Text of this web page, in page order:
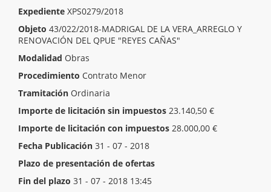
Expediente XPS0279/2018
Objeto 43/022/2018-MADRIGAL DE LA VERA_ARREGLO Y
RENOVACIÓN DEL QPUE "REYES CAÑAS"
Modalidad Obras
Procedimiento Contrato Menor
Tramitación Ordinaria
Importe de licitación sin impuestos 23.140,50 €
Importe de licitación con impuestos 28.000,00 €
Fecha Publicación 31 - 07 - 2018
Plazo de presentación de ofertas
Inicio del plazo 31 - 07 - 2018 00:00
Fin del plazo 31 - 07 - 2018 13:45